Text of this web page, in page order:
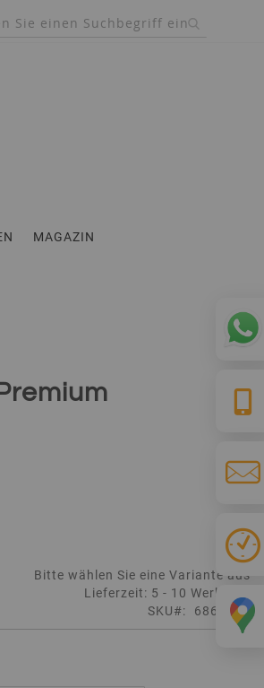
MAGAZIN
Bitte wählen Sie eine Variante aus
Lieferzeit: 5 - 10 Werktage
SKU
6861515